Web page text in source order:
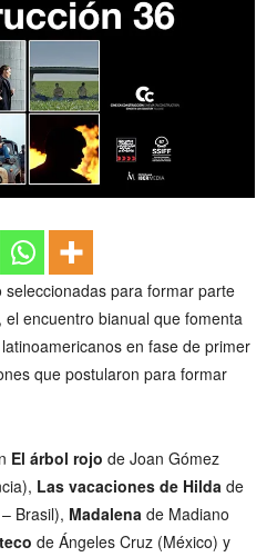
para formar parte
encuentro bianual que fomenta
en fase de primer
que postularon para formar
El árbol rojo de Joan Gómez
Las vacaciones de Hilda de
Brasil), Madalena de Madiano
de Ángeles Cruz (México) y